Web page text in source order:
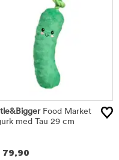
Food Market
med Tau 29 cm
79,90